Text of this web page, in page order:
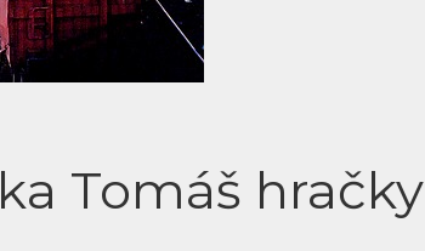
Tomáš hračky